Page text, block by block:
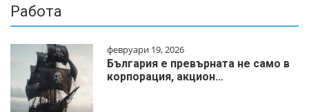
Работа
февруари 19, 2026
България е превърната не само в
корпорация, акцион…